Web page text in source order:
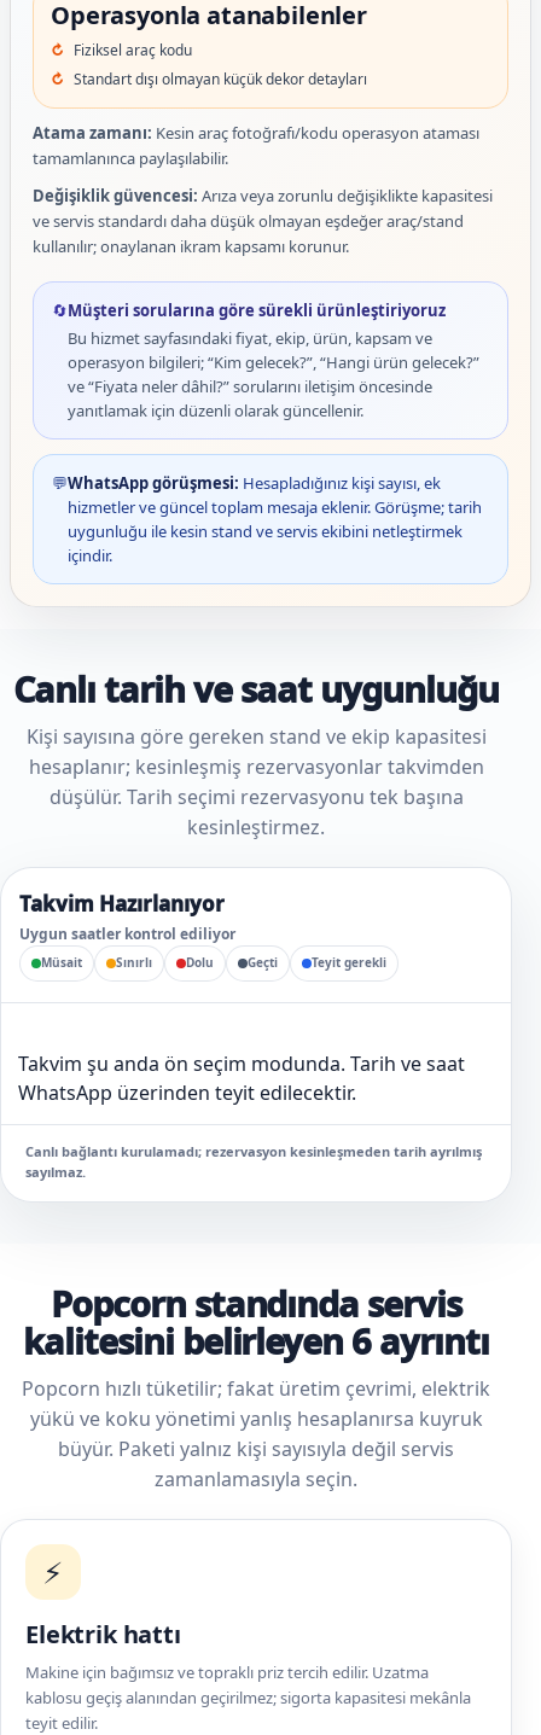
Operasyonla atanabilenler
Fiziksel araç kodu
Standart dışı olmayan küçük dekor detayları
Atama zamanı: Kesin araç fotoğrafı/kodu operasyon ataması
tamamlanınca paylaşılabilir.
Değişiklik güvencesi: Arıza veya zorunlu değişiklikte kapasitesi
ve servis standardı daha düşük olmayan eşdeğer araç/stand
kullanılır; onaylanan ikram kapsamı korunur.
🔄Müşteri sorularına göre sürekli ürünleştiriyoruz
Bu hizmet sayfasındaki fiyat, ekip, ürün, kapsam ve
operasyon bilgileri; “Kim gelecek?”, “Hangi ürün gelecek?”
ve “Fiyata neler dâhil?” sorularını iletişim öncesinde
yanıtlamak için düzenli olarak güncellenir.
💬WhatsApp görüşmesi: Hesapladığınız kişi sayısı, ek
hizmetler ve güncel toplam mesaja eklenir. Görüşme; tarih
uygunluğu ile kesin stand ve servis ekibini netleştirmek
içindir.
Canlı tarih ve saat uygunluğu
Kişi sayısına göre gereken stand ve ekip kapasitesi
hesaplanır; kesinleşmiş rezervasyonlar takvimden
düşülür. Tarih seçimi rezervasyonu tek başına
kesinleştirmez.
Takvim Hazırlanıyor
Uygun saatler kontrol ediliyor
Müsait Sınırlı Dolu Geçti Teyit gerekli
Takvim şu anda ön seçim modunda. Tarih ve saat
WhatsApp üzerinden teyit edilecektir.
Canlı bağlantı kurulamadı; rezervasyon kesinleşmeden tarih ayrılmış
sayılmaz.
Popcorn standında servis
kalitesini belirleyen 6 ayrıntı
Popcorn hızlı tüketilir; fakat üretim çevrimi, elektrik
yükü ve koku yönetimi yanlış hesaplanırsa kuyruk
büyür. Paketi yalnız kişi sayısıyla değil servis
zamanlamasıyla seçin.
⚡
Elektrik hattı
Makine için bağımsız ve topraklı priz tercih edilir. Uzatma
kablosu geçiş alanından geçirilmez; sigorta kapasitesi mekânla
teyit edilir.